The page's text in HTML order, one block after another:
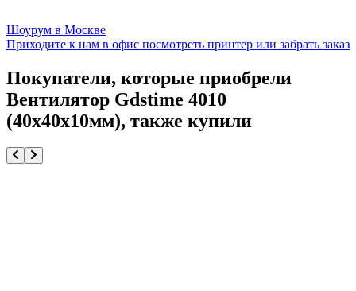
Шоурум в Москве
Приходите к нам в офис посмотреть принтер или забрать заказ
Покупатели, которые приобрели
Вентилятор Gdstime 4010
(40х40x10мм), также купили